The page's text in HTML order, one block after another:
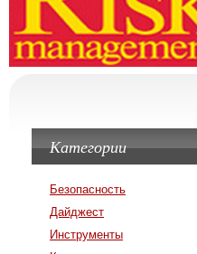
Категории
Безопасность
Дайджест
Инструменты